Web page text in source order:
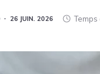
26 JUIN. 2026 Temps